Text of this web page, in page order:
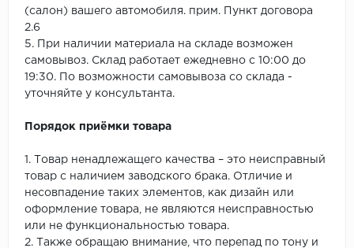
(салон) вашего автомобиля. прим. Пункт договора
2.6
5. При наличии материала на складе возможен
самовывоз. Склад работает ежедневно с 10:00 до
19:30. По возможности самовывоза со склада -
уточняйте у консультанта.
Порядок приёмки товара
1. Товар ненадлежащего качества – это неисправный
товар с наличием заводского брака. Отличие и
несовпадение таких элементов, как дизайн или
оформление товара, не являются неисправностью
или не функциональностью товара.
2. Также обращаю внимание, что перепад по тону и